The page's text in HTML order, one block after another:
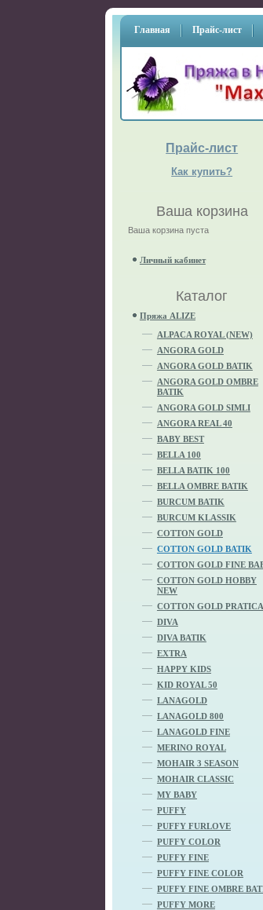
Главная Прайс-лист
Прайс-лист
Как купить?
Ваша корзина
Ваша корзина пуста
Личный кабинет
Каталог
Пряжа ALIZE
ALPACA ROYAL (NEW)
ANGORA GOLD
ANGORA GOLD BATIK
ANGORA GOLD OMBRE
BATIK
ANGORA GOLD SIMLI
ANGORA REAL 40
BABY BEST
BELLA 100
BELLA BATIK 100
BELLA OMBRE BATIK
BURCUM BATIK
BURCUM KLASSIK
COTTON GOLD
COTTON GOLD BATIK
COTTON GOLD FINE
COTTON GOLD HOBBY
NEW
COTTON GOLD PRATICA
DIVA
DIVA BATIK
EXTRA
HAPPY KIDS
KID ROYAL 50
LANAGOLD
LANAGOLD 800
LANAGOLD FINE
MERINO ROYAL
MOHAIR 3 SEASON
MOHAIR CLASSIC
MY BABY
PUFFY
PUFFY FURLOVE
PUFFY COLOR
PUFFY FINE
PUFFY FINE COLOR
PUFFY FINE OMBRE
PUFFY MORE